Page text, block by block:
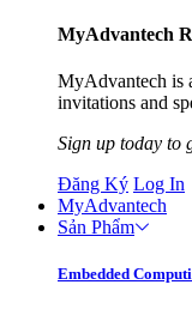
MyAdvantech
MyAdvantech is
invitations and
Sign up today to
Đăng Ký Log In
MyAdvantech
Sản Phẩm
Embedded